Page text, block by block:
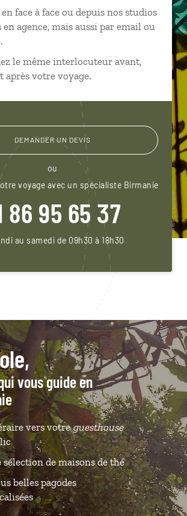
face à face ou depuis nos studios
en agence, mais aussi par email ou
le même interlocuteur avant,
après votre voyage.
DEMANDER UN DEVIS
ou
voyage avec un spécialiste Birmanie
86 95 65 37
au samedi de 09h30 à 18h30
vous guide en
vers votreguesthouse
de maisons de thé
belles pagodes